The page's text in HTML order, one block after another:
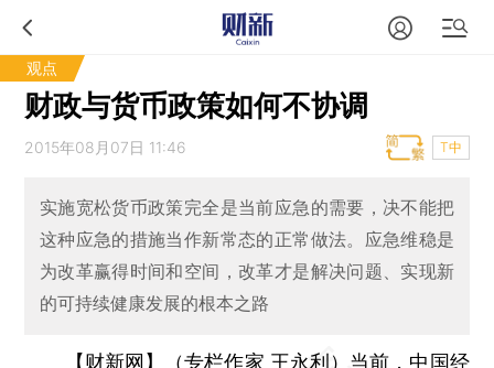
观点
财政与货币政策如何不协调
2015年08月07日 11:46 T中
实施宽松货币政策完全是当前应急的需要，决不能把
这种应急的措施当作新常态的正常做法。应急维稳是
为改革赢得时间和空间，改革才是解决问题、实现新
的可持续健康发展的根本之路
【财新网】（专栏作家 王永利） 当前， 中国经